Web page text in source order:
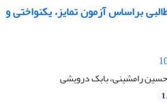
براساس آزمون تمایز، یکنواختی و
رامشینی، بابک درویشی